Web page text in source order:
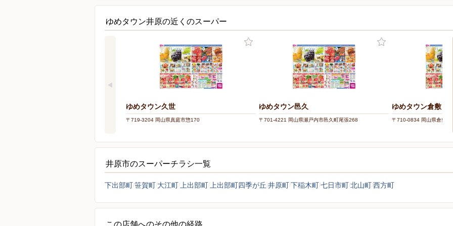
ゆめタウン井原の近くのスーパー
ゆめタウン久世
〒719-3204 岡山県真庭市惣170
ゆめタウン邑久
〒701-4221 岡山県瀬戸内市邑久町尾張268
ゆめタウン倉敷
〒710-0834 岡山県倉敷市
井原市のスーパーチラシ一覧
下出部町笹賀町 大江町 上出部町 上出部町四季が丘 井原町下稲木町七日市町北山町西方町
この店舗へのその他の経路